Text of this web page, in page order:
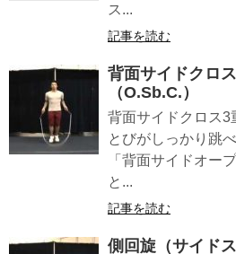
ス...
記事を読む
背面サイドクロ
（O.Sb.C.）
背面サイドクロス3
とびがしっかり跳
「背面サイドオー
と...
記事を読む
側回旋（サイドス